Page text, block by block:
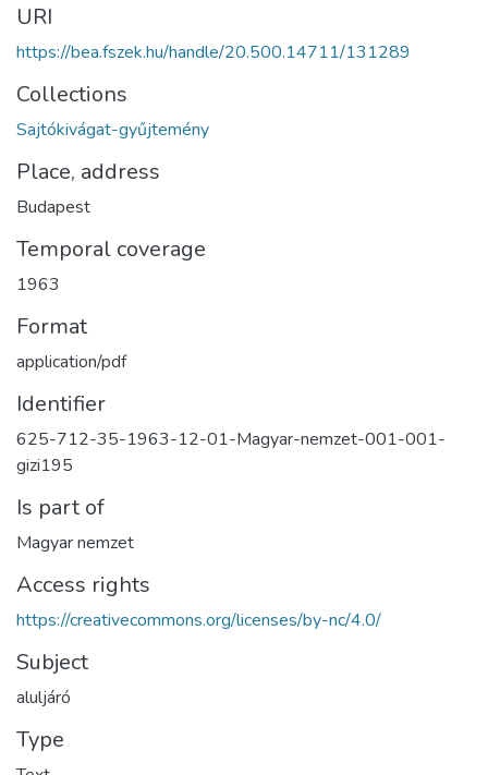
URI
https://bea.fszek.hu/handle/20.500.14711/131289
Collections
Sajtókivágat-gyűjtemény
Place, address
Budapest
Temporal coverage
1963
Format
application/pdf
Identifier
625-712-35-1963-12-01-Magyar-nemzet-001-001-
gizi195
Is part of
Magyar nemzet
Access rights
https://creativecommons.org/licenses/by-nc/4.0/
Subject
aluljáró
Type